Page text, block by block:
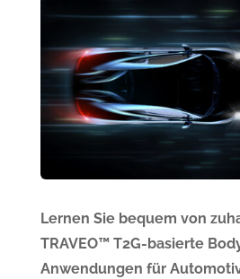
Lernen Sie bequem von
TRAVEO™ T2G-basierte
Anwendungen für